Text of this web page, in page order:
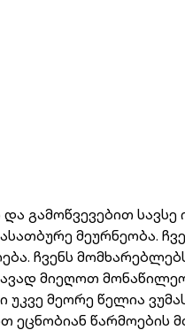
გამოწვევებით
მეურნეობა.
ჩვენს
მიეღოთ
მეორე წელია
ეცნობიან